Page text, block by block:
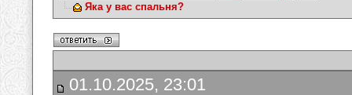
Яка у вас спальня?
01.10.2025, 23:01